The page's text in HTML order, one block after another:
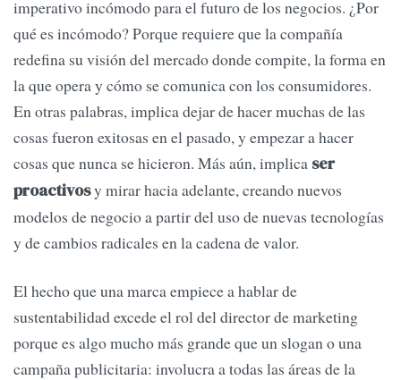
imperativo incómodo para el futuro de los negocios. ¿Por
qué es incómodo? Porque requiere que la compañía
redefina su visión del mercado donde compite, la forma en
la que opera y cómo se comunica con los consumidores.
En otras palabras, implica dejar de hacer muchas de las
cosas fueron exitosas en el pasado, y empezar a hacer
cosas que nunca se hicieron. Más aún, implica ser
proactivosy mirar hacia adelante, creando nuevos
modelos de negocio a partir del uso de nuevas tecnologías
y de cambios radicales en la cadena de valor.
El hecho que una marca empiece a hablar de
sustentabilidad excede el rol del director de marketing
porque es algo mucho más grande que un slogan o una
campaña publicitaria: involucra a todas las áreas de la